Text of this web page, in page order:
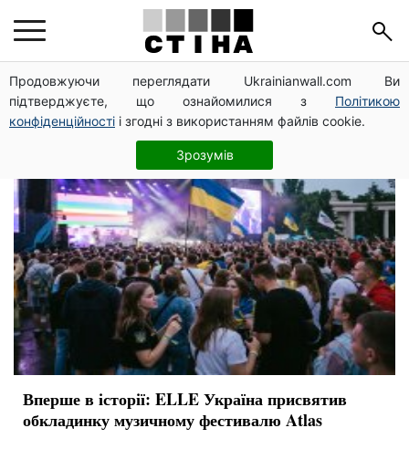
Продовжуючи переглядати Ukrainianwall.com Ви
підтверджуєте, що ознайомилися з Політикою
конфіденційності і згодні з використанням файлів cookie.
Зрозумів
шоу
Вперше в історії: ELLE Україна присвятив
обкладинку музичному фестивалю Atlas